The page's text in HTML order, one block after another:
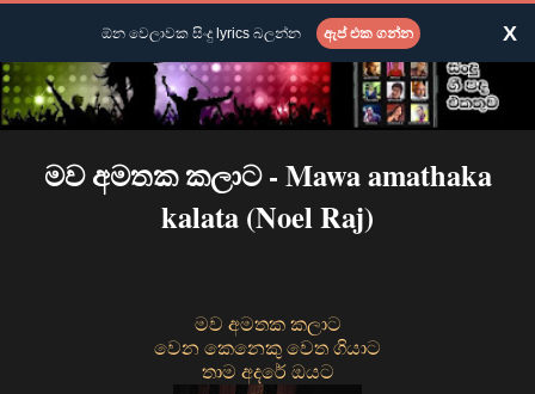
මව අමතක කලාට - Mawa amathaka
kalata (Noel Raj)
මව අමතක කලාට
වෙන කෙනෙකු වෙත ගියාට
තාම අදරේ ඔයට
ඕන වෙලාවක සිංදු lyrics බලන්න ඇප් එක ගන්න X